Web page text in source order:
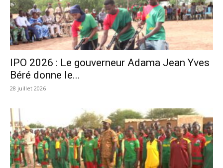
IPO 2026 : Le gouverneur Adama Jean Yves
Béré donne le...
28 juillet 2026